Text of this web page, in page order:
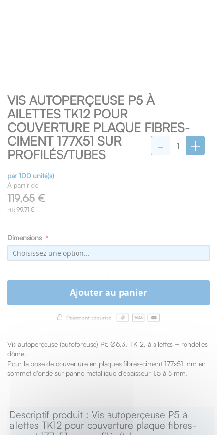
VIS AUTOPERÇEUSE P5 À
AILETTES TK12 POUR
COUVERTURE PLAQUE FIBRES-
CIMENT 177X51 SUR
PROFILÉS/TUBES
par 100 unité(s)
À partir de
119,65 €
99,71 €
Dimensions
- +
-
Ajouter au panier
Vis autoperçeuse (autoforeuse) P5 Ø6.3, TK12, à ailettes + rondelles
dôme.
Pour la pose de couverture en plaques fibres-ciment 177x51 mm en
sommet d'onde sur panne métallique d'épaisseur 1.5 à 5 mm.
to
the
beginning
of
the
images
gallery
Descriptif produit : Vis autoperçeuse P5 à
ailettes TK12 pour couverture plaque fibres-